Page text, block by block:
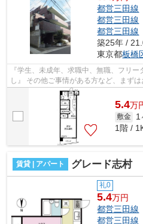
都営三田線
都営三田線
都営三田線
築25年 /
東京都板橋
『学生、未成年、求職中、無職、フリ
し』 その他ご事情がある方など、まず
スタッフが対応致しますので必ずご...
5.4万
敷金 1
1階 /
賃貸 | アパート グレード志村
礼0
5.4万円
都営三田線
都営三田線